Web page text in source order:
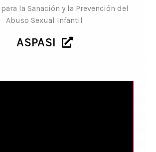
la Sanación y la Prevención del
Abuso Sexual Infantil
ASPASI